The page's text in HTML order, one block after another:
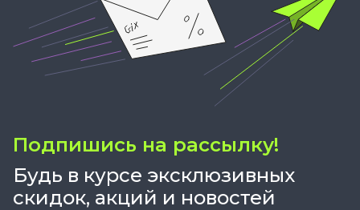
Подпишись на рассылку!
Будь в курсе эксклюзивных
скидок, акций и новостей